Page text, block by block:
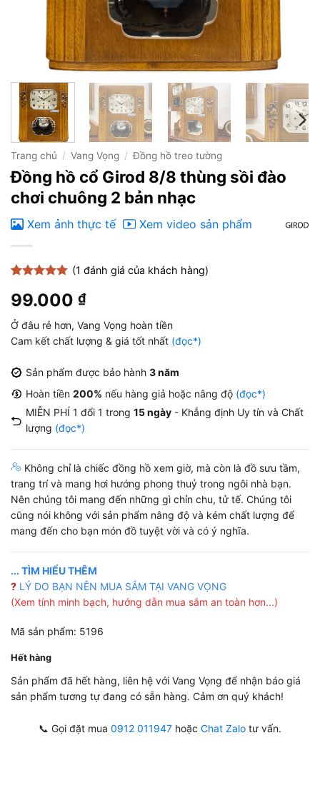
Trang chủ / Vang Vọng / Đồng hồ treo tường
Đồng hồ cổ Girod 8/8 thùng sồi đào
chơi chuông 2 bản nhạc
Xem ảnh thực tế Xem video sản phẩm
dựa trên
đánh giá
(1 đánh giá của khách hàng)
99.000 ₫
Ở đâu rẻ hơn, Vang Vọng hoàn tiền
Cam kết chất lượng & giá tốt nhất (đọc*)
Sản phẩm được bảo hành 3 năm
Hoàn tiền 200% nếu hàng giả hoặc nâng độ (đọc*)
MIỄN PHÍ 1 đổi 1 trong 15 ngày - Khẳng định Uy tín và Chất
lượng (đọc*)
Không chỉ là chiếc đồng hồ xem giờ, mà còn là đồ sưu tầm,
trang trí và mang hơi hướng phong thuỷ trong ngôi nhà bạn.
Nên chúng tôi mang đến những gì chỉn chu, tử tế. Chúng tôi
cũng nói không với sản phẩm nâng độ và kém chất lượng để
mang đến cho bạn món đồ tuyệt vời và có ý nghĩa.
... TÌM HIỂU THÊM
? LÝ DO BẠN NÊN MUA SẮM TẠI VANG VỌNG
(Xem tính minh bạch, hướng dẫn mua sắm an toàn hơn...)
Mã sản phẩm: 5196
Hết hàng
Sản phẩm đã hết hàng, liên hệ với Vang Vọng để nhận báo giá
sản phẩm tương tự đang có sẵn hàng. Cảm ơn quý khách!
📞 Gọi đặt mua 0912 011947 hoặc Chat Zalo tư vấn.